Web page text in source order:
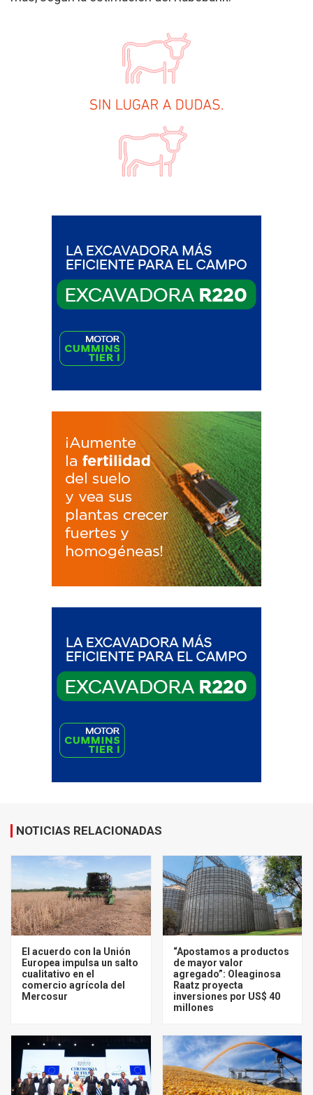
NOTICIAS RELACIONADAS
El acuerdo con la Unión
Europea impulsa un salto
cualitativo en el
comercio agrícola del
Mercosur
“Apostamos a productos
de mayor valor
agregado”: Oleaginosa
Raatz proyecta
inversiones por US$ 40
millones